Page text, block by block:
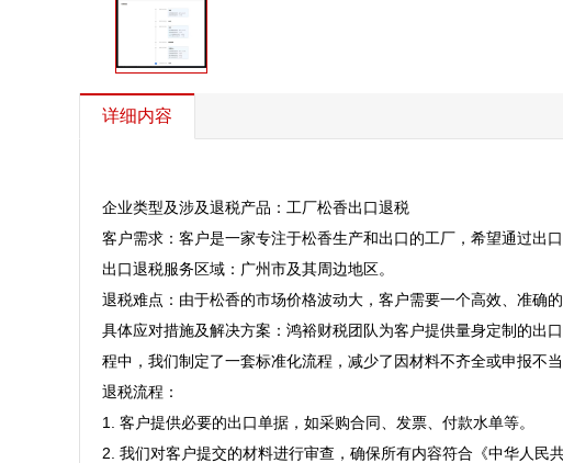
详细内容
企业类型及涉及退税产品：工厂松香出口退税
客户需求：客户是一家专注于松香生产和出口的工厂，希望通过出
出口退税服务区域：广州市及其周边地区。
退税难点：由于松香的市场价格波动大，客户需要一个高效、准确
具体应对措施及解决方案：鸿裕财税团队为客户提供量身定制的出
程中，我们制定了一套标准化流程，减少了因材料不齐全或申报不
退税流程：
1. 客户提供必要的出口单据，如采购合同、发票、付款水单等。
2. 我们对客户提交的材料进行审查，确保所有内容符合《中华人民